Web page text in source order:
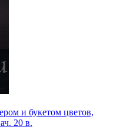
и букетом цветов,
20 в.